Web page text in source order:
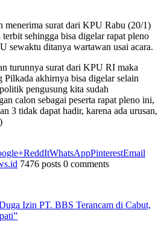
menerima surat dari KPU Rabu (20/1)
sehingga bisa digelar rapat pleno
sewaktu ditanya wartawan usai acara.
turunnya surat dari KPU RI maka
Pilkada akhirnya bisa digelar selain
pengusung kita sudah
calon sebagai peserta rapat pleno ini,
3 tidak dapat hadir, karena ada urusan,
ReddItWhatsAppPinterestEmail
7476 posts 0 comments
Izin PT. BBS Terancam di Cabut,